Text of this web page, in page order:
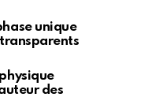
unique
des